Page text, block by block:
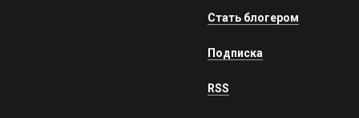
Стать блогером
Подписка
RSS